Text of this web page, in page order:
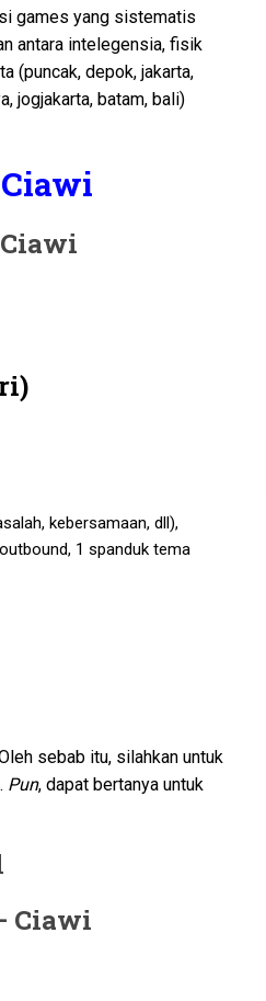
games yang sistematis
antara intelegensia, fisik
(puncak, depok, jakarta,
jogjakarta, batam, bali)
kebersamaan, dll),
1 spanduk tema
sebab itu, silahkan untuk
Pun, dapat bertanya untuk
Ciawi